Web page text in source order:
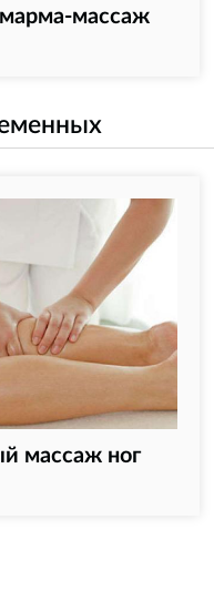
массаж
массаж ног